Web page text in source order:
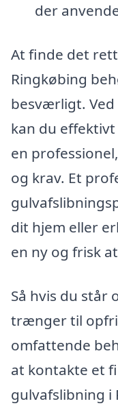
der
At finde det
Ringkøbing
besværligt.
kan du
en
og krav. Et
dit hjem eller
en ny og frisk
Så hvis du står
trænger til
omfattende
at kontakte et
gulvafslibning i